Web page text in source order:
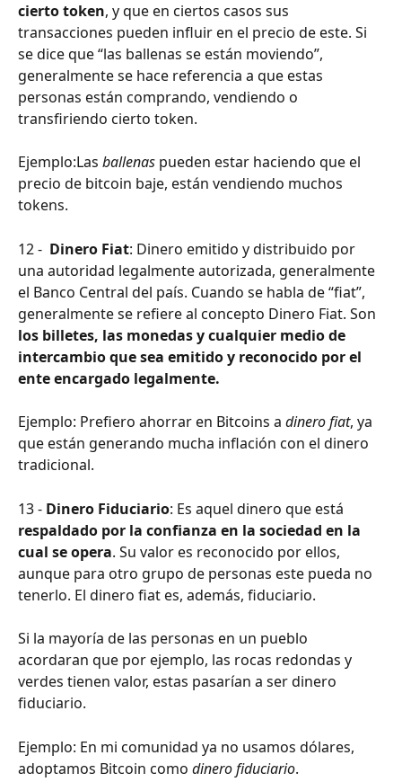
cierto token, y que en ciertos casos sus
transacciones pueden influir en el precio de este. Si
se dice que “las ballenas se están moviendo”,
generalmente se hace referencia a que estas
personas están comprando, vendiendo o
transfiriendo cierto token.
Ejemplo:Las ballenas pueden estar haciendo que el
precio de bitcoin baje, están vendiendo muchos
tokens.
12 - Dinero Fiat: Dinero emitido y distribuido por
una autoridad legalmente autorizada, generalmente
el Banco Central del país. Cuando se habla de “fiat”,
generalmente se refiere al concepto Dinero Fiat. Son
los billetes, las monedas y cualquier medio de
intercambio que sea emitido y reconocido por el
ente encargado legalmente.
Ejemplo: Prefiero ahorrar en Bitcoins a dinero fiat, ya
que están generando mucha inflación con el dinero
tradicional.
13 - Dinero Fiduciario: Es aquel dinero que está
respaldado por la confianza en la sociedad en la
cual se opera. Su valor es reconocido por ellos,
aunque para otro grupo de personas este pueda no
tenerlo. El dinero fiat es, además, fiduciario.
Si la mayoría de las personas en un pueblo
acordaran que por ejemplo, las rocas redondas y
verdes tienen valor, estas pasarían a ser dinero
fiduciario.
Ejemplo: En mi comunidad ya no usamos dólares,
adoptamos Bitcoin como dinero fiduciario.